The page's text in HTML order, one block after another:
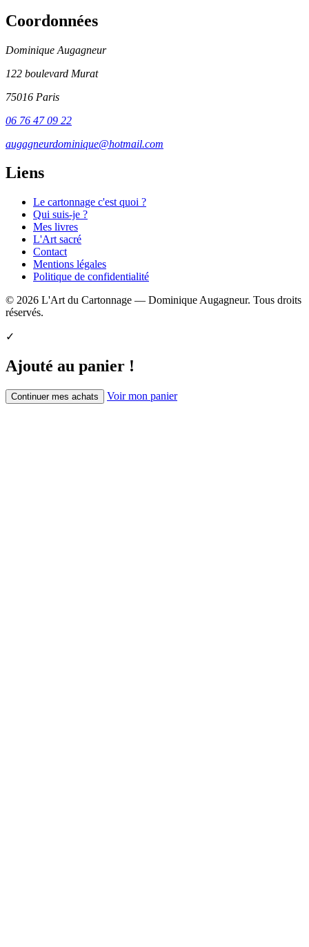
Coordonnées
Dominique Augagneur
122 boulevard Murat
75016 Paris
06 76 47 09 22
augagneurdominique@hotmail.com
Liens
Le cartonnage c'est quoi ?
Qui suis-je ?
Mes livres
L'Art sacré
Contact
Mentions légales
Politique de confidentialité
© 2026 L'Art du Cartonnage — Dominique Augagneur. Tous droits
réservés.
✓
Ajouté au panier !
Continuer mes achats Voir mon panier